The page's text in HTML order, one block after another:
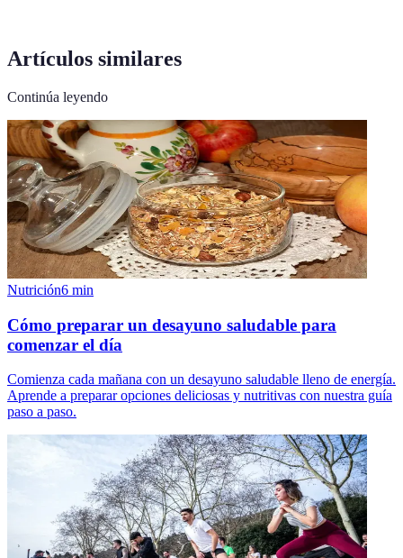
Artículos similares
Continúa leyendo
Nutrición6 min
Cómo preparar un desayuno saludable para
comenzar el día
Comienza cada mañana con un desayuno saludable lleno de energía.
Aprende a preparar opciones deliciosas y nutritivas con nuestra guía
paso a paso.